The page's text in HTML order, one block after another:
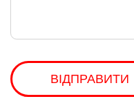
ВІДПРАВИТИ